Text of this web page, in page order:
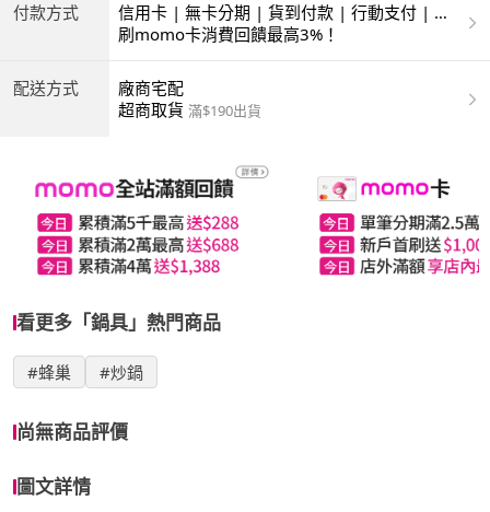
付款方式
信用卡 | 無卡分期 | 貨到付款 | 行動支付 | 超
商付款 | ATM | 銀聯卡
刷momo卡消費回饋最高3%！
配送方式
廠商宅配
超商取貨 滿$190出貨
看更多「鍋具」熱門商品
#蜂巢 #炒鍋
尚無商品評價
圖文詳情